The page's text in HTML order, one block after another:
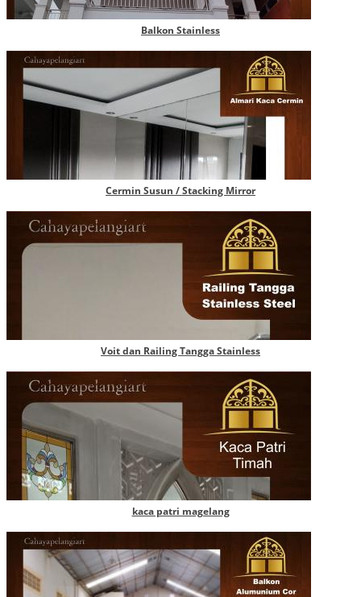
Balkon Stainless
Cermin Susun / Stacking Mirror
Voit dan Railing Tangga Stainless
kaca patri magelang